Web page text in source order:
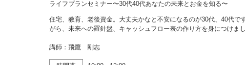
ライフプランセミナー〜30代40代あなたの未来とお金を知る〜
住宅、教育、老後資金。大丈夫かなと不安になるのが30代、40代で
がら、未来への羅針盤、キャッシュフロー表の作り方を身につけまし
講師：飛鷹 剛志